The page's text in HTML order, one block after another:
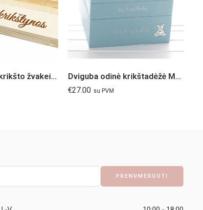
Medinė dėžutė krikšto žvakei graviruota
Dviguba odinė krikštadėžė Meškiukas žydra
€27.00 su PVM